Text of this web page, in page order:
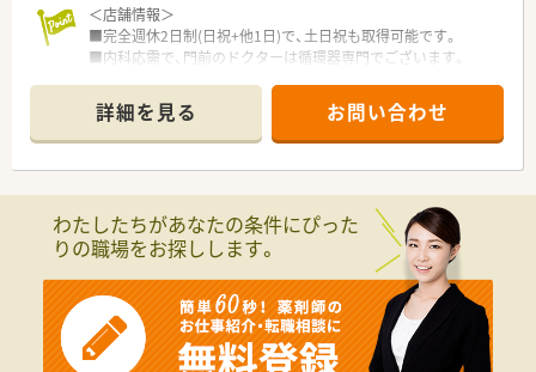
＜店舗情報＞
■完全週休2日制(日祝+他1日)で、土日祝も取得可能です。
■内科応需で、門前のドクターは循環器専門でございます。
■処方枚数に対し、充分な人数体制をとっているため、無理なく
ご就業できる環境です。
■法人としては1店舗のみの経営ですが、母体が医薬品卸の会社
で非常に安定しています。
■社長は物腰が柔らかく、温和な方です。
■開局から20年近く勤務されている方もおり、定着率の高い薬
局です。
■会社負担でeラーニング研修や勉強会への参加もサポートして
います。
■引越し手当、住宅手当も相談可能です。
詳細を見る お問い合わせ
わたしたちがあなたの条件にぴった
りの職場をお探しします。